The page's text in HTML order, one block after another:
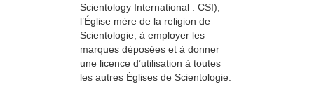
Scientology International : CSI),
l’Église mère de la religion de
Scientologie, à employer les
marques déposées et à donner
une licence d’utilisation à toutes
les autres Églises de Scientologie.